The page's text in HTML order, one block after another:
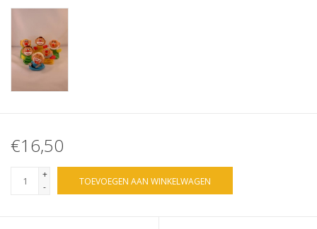
€16,50
+
-
TOEVOEGEN AAN WINKELWAGEN